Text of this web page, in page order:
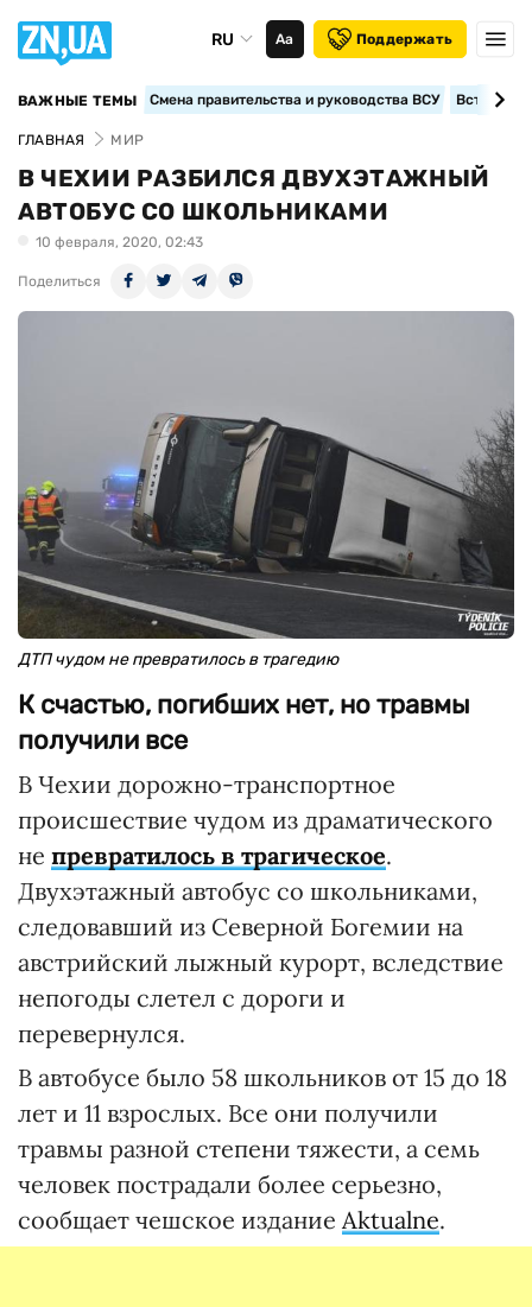
RU Аа Поддержать
ВАЖНЫЕ ТЕМЫ Смена правительства и руководства ВСУ
ГЛАВНАЯ МИР
В ЧЕХИИ РАЗБИЛСЯ ДВУХЭТАЖНЫЙ
АВТОБУС СО ШКОЛЬНИКАМИ
10 февраля, 2020, 02:43
Поделиться
ДТП чудом не превратилось в трагедию
К счастью, погибших нет, но травмы
получили все
В Чехии дорожно-транспортное
происшествие чудом из драматического
не превратилось в трагическое.
Двухэтажный автобус со школьниками,
следовавший из Северной Богемии на
австрийский лыжный курорт, вследствие
непогоды слетел с дороги и
перевернулся.
В автобусе было 58 школьников от 15 до 18
лет и 11 взрослых. Все они получили
травмы разной степени тяжести, а семь
человек пострадали более серьезно,
сообщает чешское издание Aktualne.